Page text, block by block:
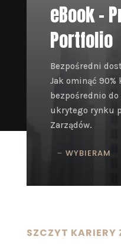
eBook –
Portfolio
Bezpośredni
Jak ominąć
bezpośrednio
ukrytego rynku
Zarządów.
WYBIERAM
SZCZYT